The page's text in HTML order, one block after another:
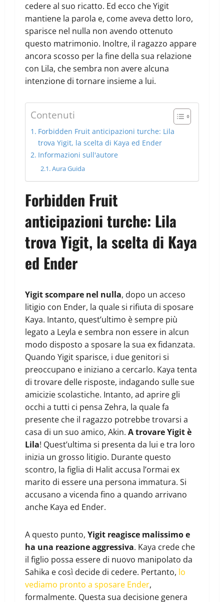
cedere al suo ricatto. Ed ecco che Yigit
mantiene la parola e, come aveva detto loro,
sparisce nel nulla non avendo ottenuto
questo matrimonio. Inoltre, il ragazzo appare
ancora scosso per la fine della sua relazione
con Lila, che sembra non avere alcuna
intenzione di tornare insieme a lui.
Contenuti
Forbidden Fruit anticipazioni turche: Lila
trova Yigit, la scelta di Kaya ed Ender
Informazioni sull'autore
Aura Guida
Forbidden Fruit
anticipazioni turche: Lila
trova Yigit, la scelta di Kaya
ed Ender
Yigit scompare nel nulla, dopo un acceso
litigio con Ender, la quale si rifiuta di sposare
Kaya. Intanto, quest’ultimo è sempre più
legato a Leyla e sembra non essere in alcun
modo disposto a sposare la sua ex fidanzata.
Quando Yigit sparisce, i due genitori si
preoccupano e iniziano a cercarlo. Kaya tenta
di trovare delle risposte, indagando sulle sue
amicizie scolastiche. Intanto, ad aprire gli
occhi a tutti ci pensa Zehra, la quale fa
presente che il ragazzo potrebbe trovarsi a
casa di un suo amico, Akin. A trovare Yigit è
Lila! Quest’ultima si presenta da lui e tra loro
inizia un grosso litigio. Durante questo
scontro, la figlia di Halit accusa l’ormai ex
marito di essere una persona immatura. Si
accusano a vicenda fino a quando arrivano
anche Kaya ed Ender.
A questo punto, Yigit reagisce malissimo e
ha una reazione aggressiva. Kaya crede che
il figlio possa essere di nuovo manipolato da
Sahika e così decide di cedere. Pertanto, lo
vediamo pronto a sposare Ender,
formalmente. Questa sua decisione genera